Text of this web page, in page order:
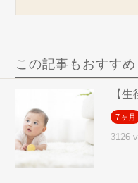
この記事もおすすめ
【
7ヶ月
3126